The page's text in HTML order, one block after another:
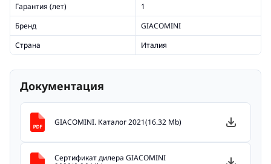
Гарантия (лет)
1
Бренд
GIACOMINI
Страна
Италия
Документация
GIACOMINI. Каталог 2021(16.32 Mb)
Сертификат дилера GIACOMINI